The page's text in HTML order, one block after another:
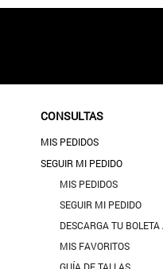
CONSULTAS
MIS PEDIDOS
SEGUIR MI PEDIDO
MIS PEDIDOS
SEGUIR MI PEDIDO
DESCARGA TU BOLETA
MIS FAVORITOS